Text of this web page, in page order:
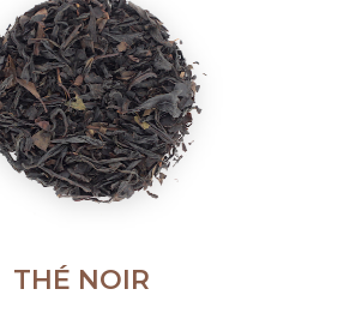
THÉ NOIR